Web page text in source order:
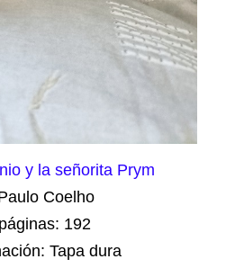
y la señorita Prym
Coelho
192
Tapa dura